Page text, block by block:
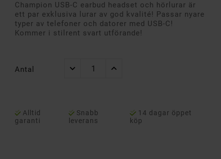
Champion USB-C earbud headset och hörlurar är
ett par exklusiva lurar av god kvalité! Passar nyare
typer av telefoner och datorer med USB-C!
Kommer i stilrent svart utförande!
Antal
Alltid
garanti
Snabb
leverans
14 dagar öppet
köp